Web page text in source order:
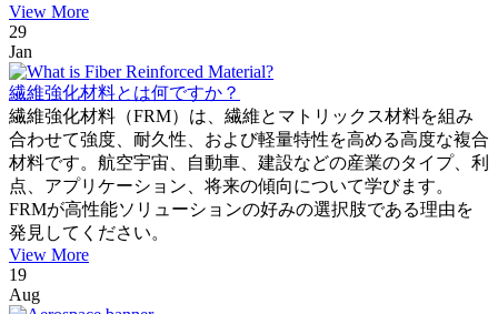
View More
29
Jan
繊維強化材料とは何ですか？
繊維強化材料（FRM）は、繊維とマトリックス材料を組み
合わせて強度、耐久性、および軽量特性を高める高度な複合
材料です。航空宇宙、自動車、建設などの産業のタイプ、利
点、アプリケーション、将来の傾向について学びます。
FRMが高性能ソリューションの好みの選択肢である理由を
発見してください。
View More
19
Aug